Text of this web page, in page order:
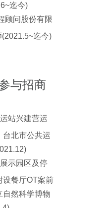
迄今)
顾问股份有限
迄今)
与招商
站兴建营运
台北市公共运
示园区及停
设餐厅OT案前
自然科学博物